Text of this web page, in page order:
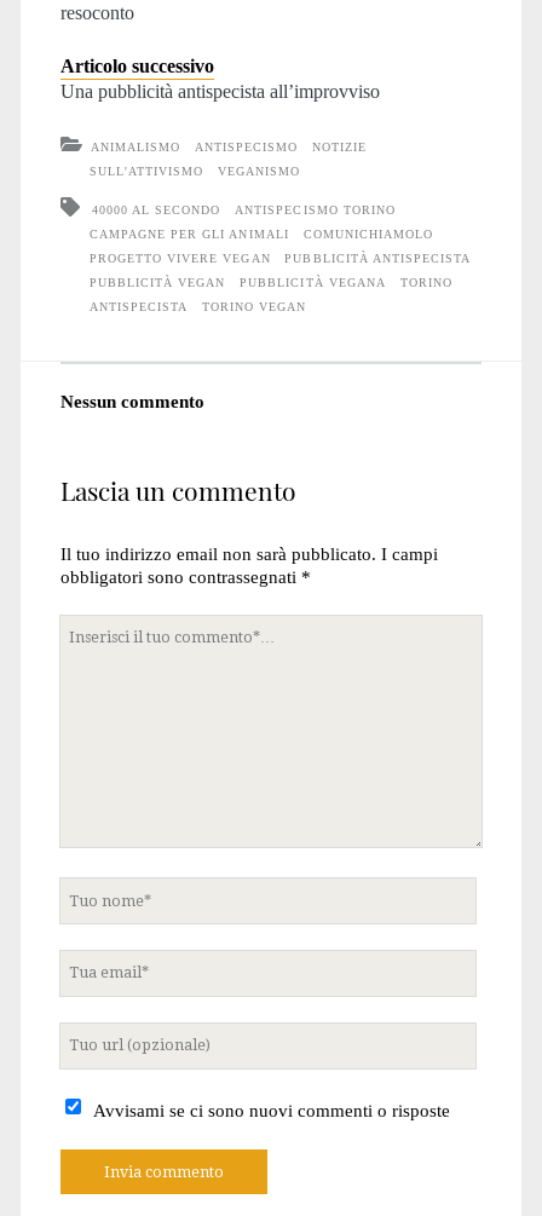
resoconto
Articolo successivo
Una pubblicità antispecista all’improvviso
ANIMALISMO ANTISPECISMO
NOTIZIE
SULL'ATTIVISMO
VEGANISMO
40000 AL SECONDO
ANTISPECISMO TORINO
CAMPAGNE PER GLI ANIMALI
COMUNICHIAMOLO
PROGETTO VIVERE VEGAN
PUBBLICITÀ ANTISPECISTA
PUBBLICITÀ VEGAN
PUBBLICITÀ VEGANA
TORINO
ANTISPECISTA
TORINO VEGAN
Nessun commento
Lascia un commento
Il tuo indirizzo email non sarà pubblicato. I campi
obbligatori sono contrassegnati *
commento
nome
email
sito
Avvisami se ci sono nuovi commenti o risposte